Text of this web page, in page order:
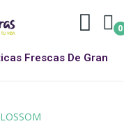
0
Frescas De Gran